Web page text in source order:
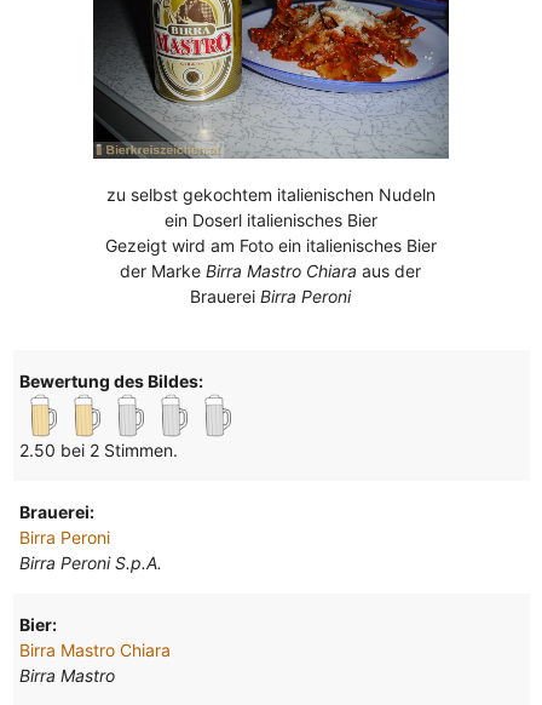
zu selbst gekochtem italienischen Nudeln
ein Doserl italienisches Bier
Gezeigt wird am Foto ein italienisches Bier
der MarkeBirra Mastro Chiara aus der
BrauereiBirra Peroni
Bewertung des Bildes:
2.50 bei 2 Stimmen.
Brauerei:
Birra Peroni
Birra Peroni S.p.A.
Bier:
Birra Mastro Chiara
Birra Mastro